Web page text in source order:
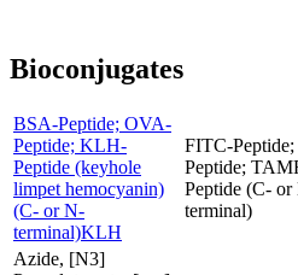
Bioconjugates
BSA-Peptide; OVA-
Peptide; KLH-
Peptide (keyhole
limpet hemocyanin)
(C- or N-
terminal)KLH
FITC-
Peptide;
Peptide (C- or
terminal)
Azide, [N3]